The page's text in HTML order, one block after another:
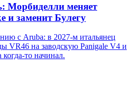
Морбиделли меняет
и заменит Булегу
с Aruba: в 2027-м итальянец
VR46 на заводскую Panigale V4 и
когда-то начинал.